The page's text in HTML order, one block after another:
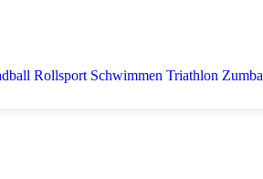
Rollsport Schwimmen Triathlon Zumba